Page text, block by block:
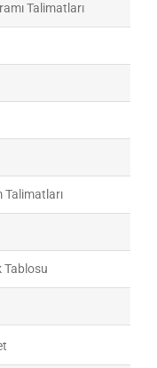
Talimatları
Talimatları
Tablosu